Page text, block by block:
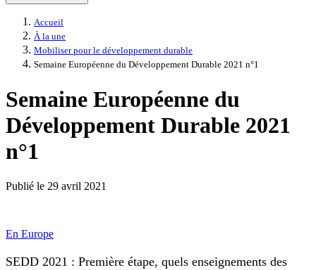
Accueil
À la une
Mobiliser pour le développement durable
Semaine Européenne du Développement Durable 2021 n°1
Semaine Européenne du
Développement Durable 2021
n°1
Publié le 29 avril 2021
En Europe
SEDD 2021 : Première étape, quels enseignements des